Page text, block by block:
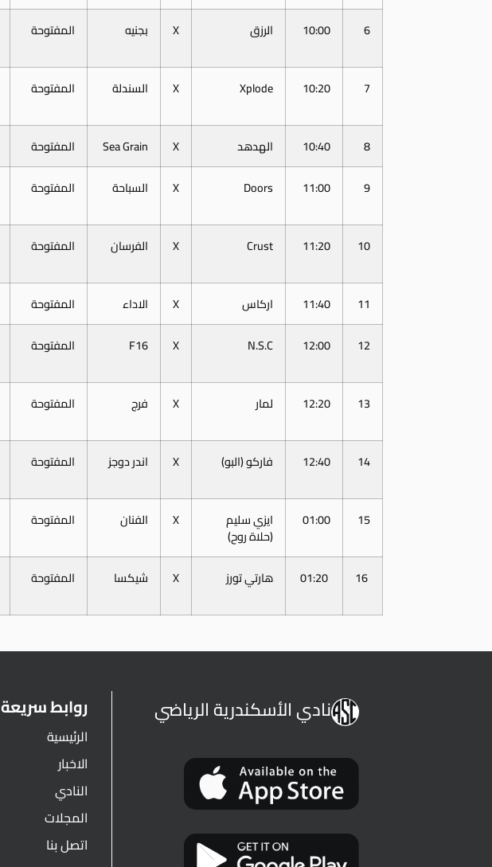
6
10:00 الرزق X بجنيه المفتوحة
7
10:20
Xplode
X السندلة المفتوحة
8
10:40 الهدهد X
Sea Grain المفتوحة
9
11:00
Doors
X السباحة المفتوحة
10
11:20
Crust
X الفرسان المفتوحة
11
11:40 اركاس X الاداء المفتوحة
12
12:00
N.S.C
X
F16 المفتوحة
13
12:20 لمار X فرج المفتوحة
14
12:40 فاركو (البو) X اندر دوجز المفتوحة
15
01:00 ايزي سليم
(حلاة روح)
X الفنان المفتوحة
16
01:20 هارتي تورز X شيكسا المفتوحة
نادي الأسكندرية الرياضي روابط سريعة
الرئيسية
الاخبار
النادي
المجلات
اتصل بنا